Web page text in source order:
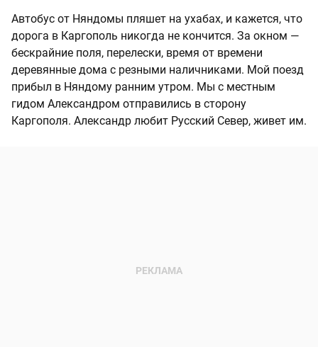
Автобус от Няндомы пляшет на ухабах, и кажется, что
дорога в Каргополь никогда не кончится. За окном —
бескрайние поля, перелески, время от времени
деревянные дома с резными наличниками. Мой поезд
прибыл в Няндому ранним утром. Мы с местным
гидом Александром отправились в сторону
Каргополя. Александр любит Русский Север, живет им.